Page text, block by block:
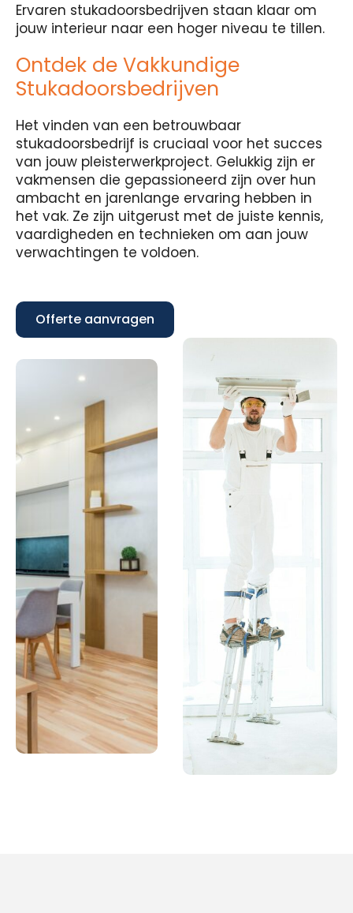
Ervaren stukadoorsbedrijven staan klaar om
jouw interieur naar een hoger niveau te tillen.
Ontdek de Vakkundige
Stukadoorsbedrijven
Het vinden van een betrouwbaar
stukadoorsbedrijf is cruciaal voor het succes
van jouw pleisterwerkproject. Gelukkig zijn er
vakmensen die gepassioneerd zijn over hun
ambacht en jarenlange ervaring hebben in
het vak. Ze zijn uitgerust met de juiste kennis,
vaardigheden en technieken om aan jouw
verwachtingen te voldoen.
Offerte aanvragen